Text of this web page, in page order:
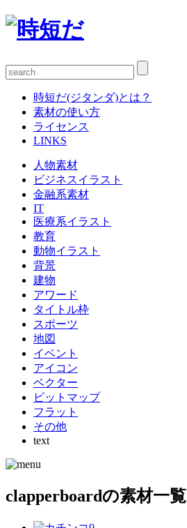
時短だ(ジタンダ)とは？
素材の使い方
ライセンス
LINKS
人物素材
ビジネスイラスト
金融系素材
IT
医療系イラスト
教育
動物イラスト
背景
建物
アワード
タイトル枠
スポーツ
地図
イベント
アイコン
ベクター
ビットマップ
フラット
その他
text
clapperboardの素材一覧